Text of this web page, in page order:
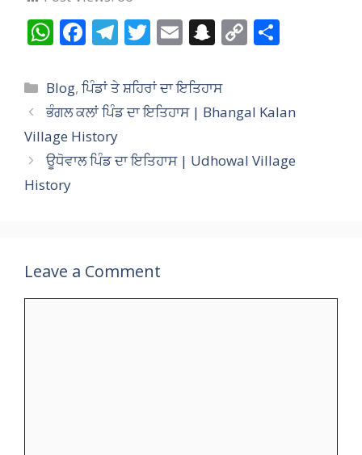
W
at
s
A
p
p
F
e
b
o
o
T
e
gr
m
T
itt
er
E
ai
l
S
a
p
h
C
y
n
e
Categories
Blog,ਪਿੰਡਾਂ ਤੇ ਸ਼ਹਿਰਾਂ ਦਾ ਇਤਿਹਾਸ
ਭੰਗਲ ਕਲਾਂ ਪਿੰਡ ਦਾ ਇਤਿਹਾਸ | Bhangal Kalan
Village History
ਊਧੋਵਾਲ ਪਿੰਡ ਦਾ ਇਤਿਹਾਸ | Udhowal Village
History
Leave a Comment